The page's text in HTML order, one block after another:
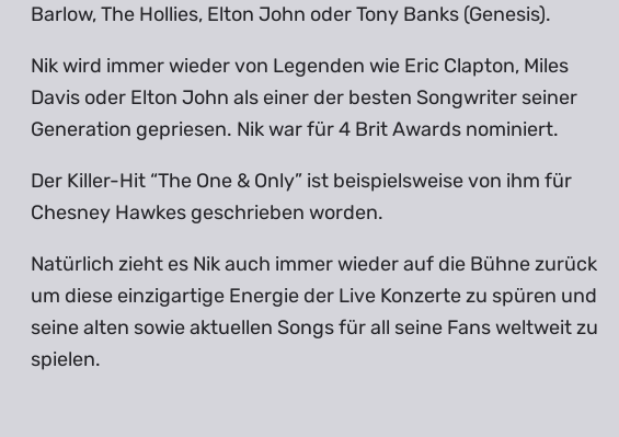
Barlow, The Hollies, Elton John oder Tony Banks (Genesis).
Nik wird immer wieder von Legenden wie Eric Clapton, Miles
Davis oder Elton John als einer der besten Songwriter seiner
Generation gepriesen. Nik war für 4 Brit Awards nominiert.
Der Killer-Hit “The One & Only” ist beispielsweise von ihm für
Chesney Hawkes geschrieben worden.
Natürlich zieht es Nik auch immer wieder auf die Bühne zurück
um diese einzigartige Energie der Live Konzerte zu spüren und
seine alten sowie aktuellen Songs für all seine Fans weltweit zu
spielen.